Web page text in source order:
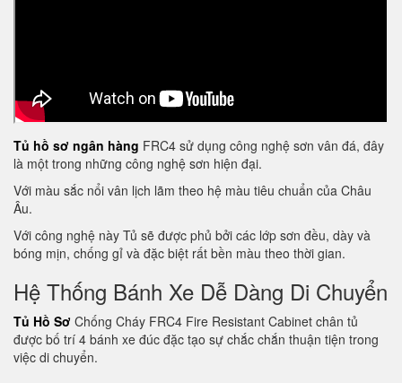
Tủ hồ sơ ngân hàng FRC4 sử dụng công nghệ sơn vân đá, đây
là một trong những công nghệ sơn hiện đại.
Với màu sắc nổi vân lịch lãm theo hệ màu tiêu chuẩn của Châu
Âu.
Với công nghệ này Tủ sẽ được phủ bởi các lớp sơn đều, dày và
bóng mịn, chống gỉ và đặc biệt rất bền màu theo thời gian.
Hệ Thống Bánh Xe Dễ Dàng Di Chuyển
Tủ Hồ Sơ Chống Cháy FRC4 Fire Resistant Cabinet chân tủ
được bố trí 4 bánh xe đúc đặc tạo sự chắc chắn thuận tiện trong
việc di chuyển.